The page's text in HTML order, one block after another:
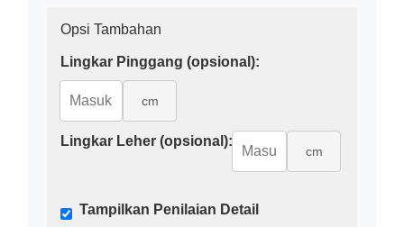
Opsi Tambahan
Lingkar Pinggang (opsional):
cm
Lingkar Leher (opsional):
cm
Tampilkan Penilaian Detail